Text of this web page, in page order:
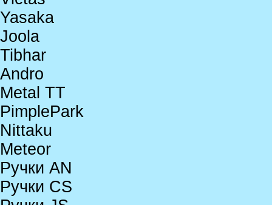
Yasaka
Joola
Tibhar
Andro
Metal TT
PimplePark
Nittaku
Meteor
Ручки AN
Ручки CS